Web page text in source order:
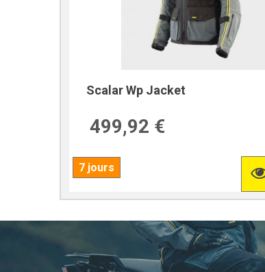
Scalar Wp Jacket
499,92 €
7 jours